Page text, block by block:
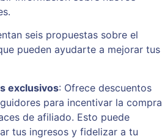
seis propuestas sobre el
pueden ayudarte a mejorar tus
exclusivos: Ofrece descuentos
para incentivar la compra
de afiliado. Esto puede
tus ingresos y fidelizar a tu